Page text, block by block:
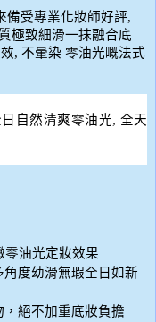
備受專業化妝師好評,
極致細滑一抹融合底
, 不暈染 零油光嘅法式
自然清爽零油光, 全天
零油光定妝效果
度幼滑無瑕全日如新
絕不加重底妝負擔